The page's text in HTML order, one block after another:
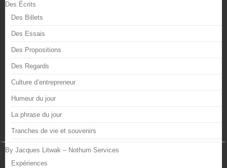
Des Écrits
Des Billets
Des Essais
Des Propositions
Des Regards
Culture d’entrepreneur
Humeur du jour
La phrase du jour
Tranches de vie et souvenirs
By Jacques Litwak – Nothum Services
Expériences